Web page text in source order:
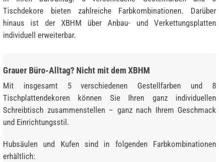
Tischdekore bieten zahlreiche Farbkombinationen. Darüber
hinaus ist der XBHM über Anbau- und Verkettungsplatten
individuell erweiterbar.
Grauer Büro-Alltag? Nicht mit dem XBHM
Mit insgesamt 5 verschiedenen Gestellfarben und 8
Tischplattendekoren können Sie Ihren ganz individuellen
Schreibtisch zusammenstellen – ganz nach Ihrem Geschmack
und Einrichtungsstil.
Hubsäulen und Kufen sind in folgenden Farbkombinationen
erhältlich: